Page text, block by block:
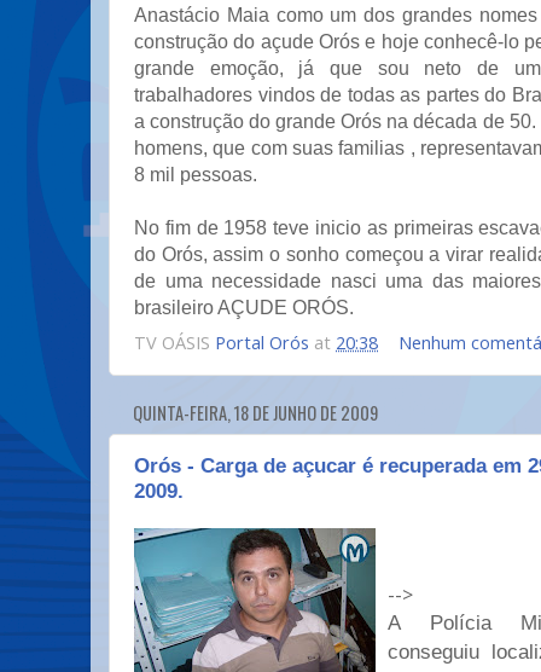
Anastácio Maia como um dos grandes
construção do açude Orós e hoje conhecê-lo
grande emoção, já que sou neto de
trabalhadores vindos de todas as partes do
a construção do grande Orós na década de
homens, que com suas familias ,
8 mil pessoas.
No fim de 1958 teve inicio as primeiras
do Orós, assim o sonho começou a virar
de uma necessidade nasci uma das
brasileiro AÇUDE ORÓS.
TV OÁSIS Portal Orós at 20:38 Nenhum
QUINTA-FEIRA, 18 DE JUNHO DE 2009
Orós - Carga de açucar é recuperada em
2009.
-->
A Polícia
conseguiu